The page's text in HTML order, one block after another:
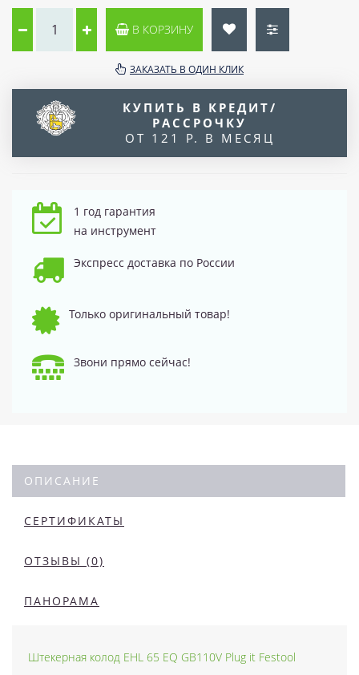
В КОРЗИНУ
ЗАКАЗАТЬ В ОДИН КЛИК
КУПИТЬ В КРЕДИТ/
РАССРОЧКУ
ОТ 121 Р. В МЕСЯЦ
1 год гарантия
на инструмент
Экспресс доставка по России
Только оригинальный товар!
Звони прямо сейчас!
ОПИСАНИЕ
СЕРТИФИКАТЫ
ОТЗЫВЫ (0)
ПАНОРАМА
Штекерная колод EHL 65 EQ GB110V Plug it Festool